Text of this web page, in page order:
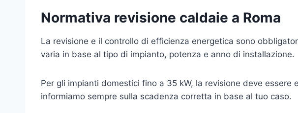
Normativa revisione caldaie a Roma
La revisione e il controllo di efficienza energetica sono
varia in base al tipo di impianto, potenza e anno di installazione.
Per gli impianti domestici fino a 35 kW, la revisione deve essere
informiamo sempre sulla scadenza corretta in base al tuo caso.